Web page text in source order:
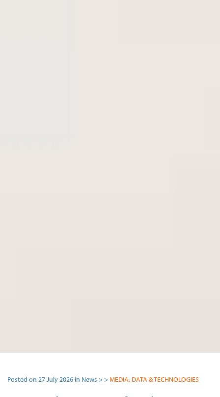
Posted on 27 July 2026 in News > >MEDIA, DATA & TECHNOLOGIES